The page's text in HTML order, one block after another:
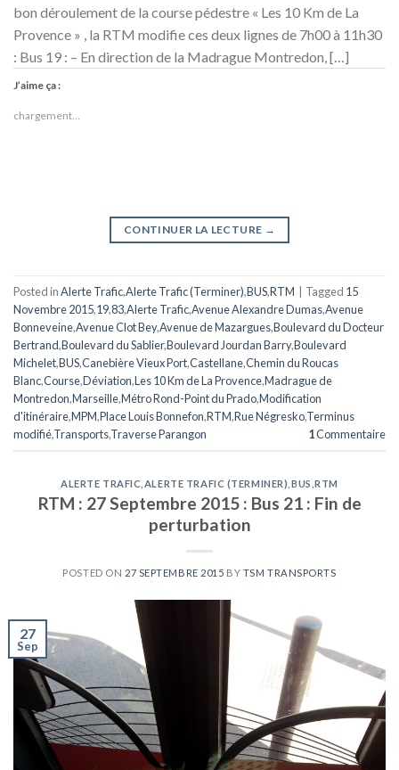
bon déroulement de la course pédestre « Les 10 Km de La
Provence » , la RTM modifie ces deux lignes de 7h00 à 11h30
: Bus 19 : – En direction de la Madrague Montredon, […]
J’aime ça :
chargement…
CONTINUER LA LECTURE →
Posted inAlerte Trafic,Alerte Trafic (Terminer),BUS,RTM Tagged 15
Novembre 2015,19,83,Alerte Trafic,Avenue Alexandre Dumas,Avenue
Bonneveine,Avenue Clot Bey,Avenue de Mazargues,Boulevard du Docteur
Bertrand,Boulevard du Sablier,Boulevard Jourdan Barry,Boulevard
Michelet,BUS,Canebière Vieux Port,Castellane,Chemin du Roucas
Blanc,Course,Déviation,Les 10 Km de La Provence,Madrague de
Montredon,Marseille,Métro Rond-Point du Prado,Modification
d'itinéraire,MPM,Place Louis Bonnefon,RTM,Rue Négresko,Terminus
modifié,Transports,Traverse Parangon 1Commentaire
ALERTE TRAFIC ALERTE TRAFIC (TERMINER) BUS ,RTM
RTM : 27 Septembre 2015 : Bus 21 : Fin de
perturbation
POSTED ON 27 SEPTEMBRE 2015 BY TSM TRANSPORTS
27
Sep